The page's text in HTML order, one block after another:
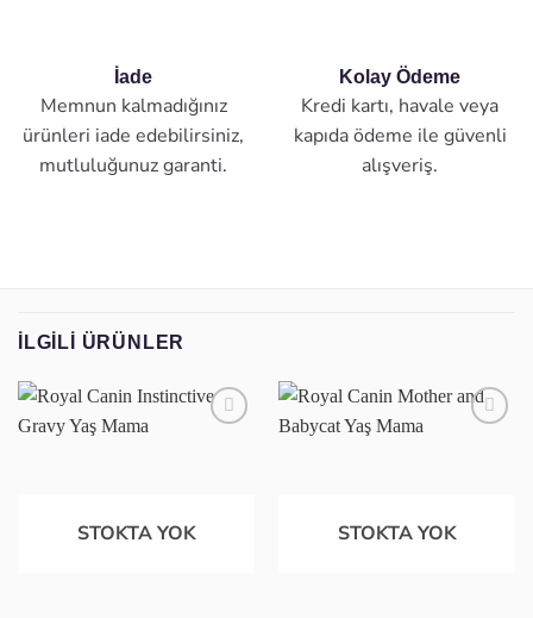
İade
Memnun kalmadığınız
ürünleri iade edebilirsiniz,
mutluluğunuz garanti.
Kolay Ödeme
Kredi kartı, havale veya
kapıda ödeme ile güvenli
alışveriş.
İLGILI ÜRÜNLER
STOKTA YOK STOKTA YOK